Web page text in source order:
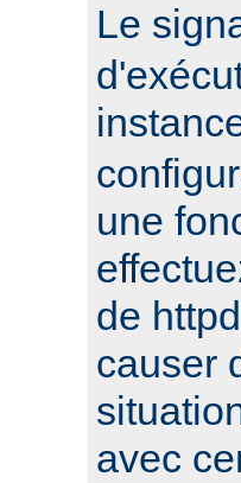
Le
une
de
causer
avec